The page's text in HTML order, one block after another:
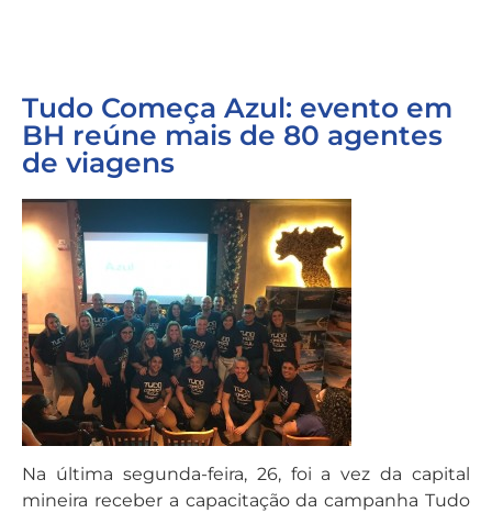
Tudo Começa Azul: evento em
BH reúne mais de 80 agentes
de viagens
Na última segunda-feira, 26, foi a vez da capital
mineira receber a capacitação da campanha Tudo